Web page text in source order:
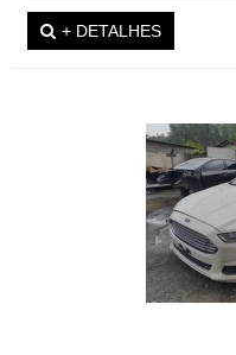
+ DETALHES